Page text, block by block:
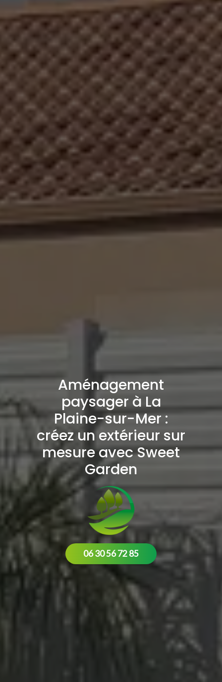
Aménagement
paysager à La
Plaine-sur-Mer :
créez un extérieur sur
mesure avec Sweet
Garden
06 30 56 72 85